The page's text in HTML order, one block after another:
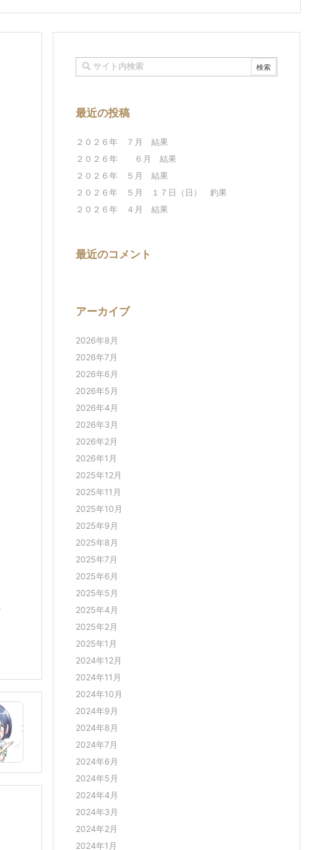
最近の投稿
２０２６年 ７月 結果
２０２６年 ６月 結果
２０２６年 ５月 結果
２０２６年 ５月 １７日（日） 釣果
２０２６年 ４月 結果
最近のコメント
アーカイブ
2026年8月
2026年7月
2026年6月
2026年5月
2026年4月
2026年3月
2026年2月
2026年1月
2025年12月
2025年11月
2025年10月
2025年9月
2025年8月
2025年7月
2025年6月
2025年5月
2025年4月
2025年2月
2025年1月
2024年12月
2024年11月
2024年10月
2024年9月
2024年8月
2024年7月
2024年6月
2024年5月
2024年4月
2024年3月
2024年2月
2024年1月